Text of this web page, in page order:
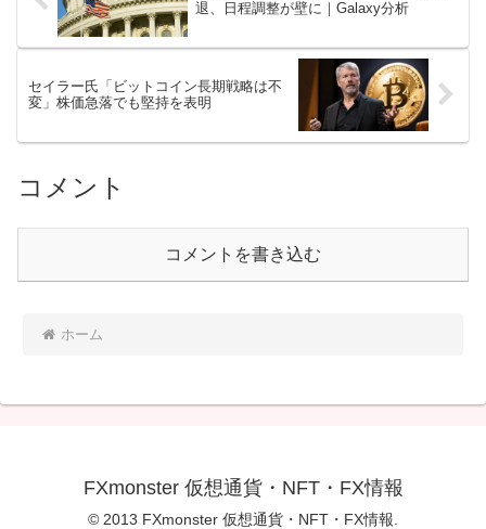
退、日程調整が壁に｜Galaxy分析
セイラー氏「ビットコイン長期戦略は不
変」株価急落でも堅持を表明
コメント
コメントを書き込む
ホーム
FXmonster 仮想通貨・NFT・FX情報
© 2013 FXmonster 仮想通貨・NFT・FX情報.